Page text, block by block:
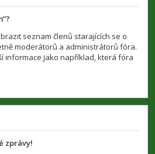
seznam členů starajících se o
moderátorů a administrátorů fóra.
informace jako například, která fóra
zprávy!